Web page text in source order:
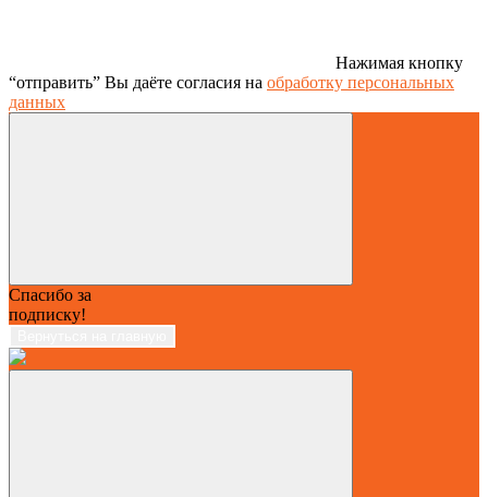
Нажимая кнопку
“отправить” Вы даёте согласия на обработку персональных
данных
Спасибо за
подписку!